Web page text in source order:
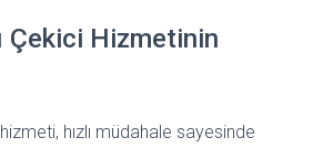
Çekici Hizmetinin
hızlı müdahale sayesinde